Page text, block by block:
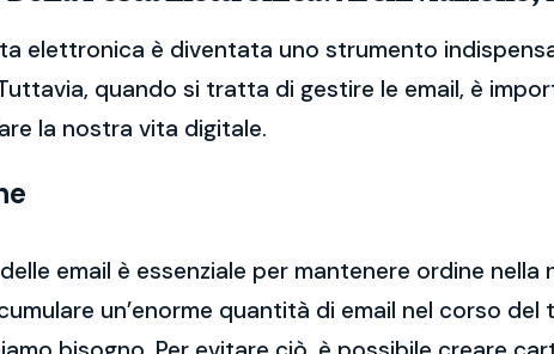
elettronica è diventata uno strumento
quando si tratta di gestire le email, è
la nostra vita digitale.
delle email è essenziale per mantenere ordine
un’enorme quantità di email nel corso